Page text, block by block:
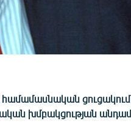
ցուցակում
խմբակցության